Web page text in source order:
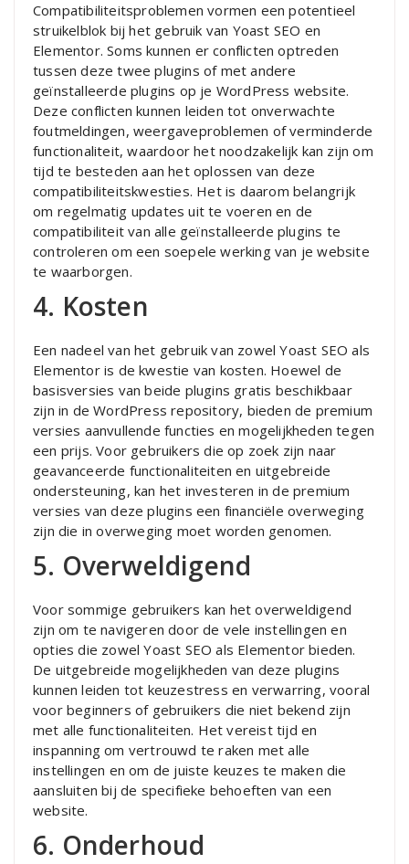
Compatibiliteitsproblemen vormen een potentieel
struikelblok bij het gebruik van Yoast SEO en
Elementor. Soms kunnen er conflicten optreden
tussen deze twee plugins of met andere
geïnstalleerde plugins op je WordPress website.
Deze conflicten kunnen leiden tot onverwachte
foutmeldingen, weergaveproblemen of verminderde
functionaliteit, waardoor het noodzakelijk kan zijn om
tijd te besteden aan het oplossen van deze
compatibiliteitskwesties. Het is daarom belangrijk
om regelmatig updates uit te voeren en de
compatibiliteit van alle geïnstalleerde plugins te
controleren om een soepele werking van je website
te waarborgen.
4. Kosten
Een nadeel van het gebruik van zowel Yoast SEO als
Elementor is de kwestie van kosten. Hoewel de
basisversies van beide plugins gratis beschikbaar
zijn in de WordPress repository, bieden de premium
versies aanvullende functies en mogelijkheden tegen
een prijs. Voor gebruikers die op zoek zijn naar
geavanceerde functionaliteiten en uitgebreide
ondersteuning, kan het investeren in de premium
versies van deze plugins een financiële overweging
zijn die in overweging moet worden genomen.
5. Overweldigend
Voor sommige gebruikers kan het overweldigend
zijn om te navigeren door de vele instellingen en
opties die zowel Yoast SEO als Elementor bieden.
De uitgebreide mogelijkheden van deze plugins
kunnen leiden tot keuzestress en verwarring, vooral
voor beginners of gebruikers die niet bekend zijn
met alle functionaliteiten. Het vereist tijd en
inspanning om vertrouwd te raken met alle
instellingen en om de juiste keuzes te maken die
aansluiten bij de specifieke behoeften van een
website.
6. Onderhoud